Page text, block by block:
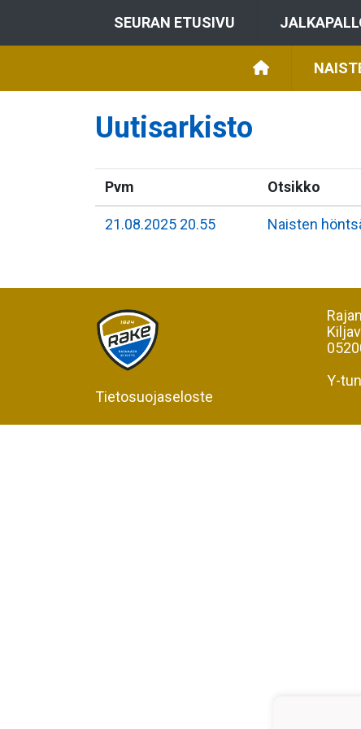
SEURAN ETUSIVU
Uutisarkisto
Pvm Otsikko
21.08.2025 20.55 Naisten
Tietosuojaseloste
Y-